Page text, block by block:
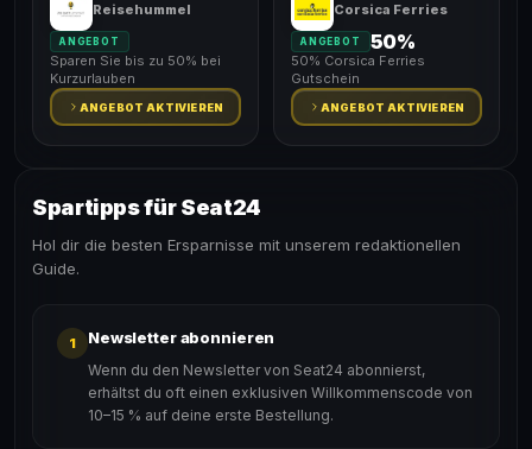
Reisehummel
ANGEBOT
Sparen Sie bis zu 50% bei
Kurzurlauben
ANGEBOT AKTIVIEREN
Corsica Ferries
ANGEBOT 50%
50% Corsica Ferries
Gutschein
ANGEBOT AKTIVIEREN
Spartipps für Seat24
Hol dir die besten Ersparnisse mit unserem redaktionellen
Guide.
1 Newsletter abonnieren
Wenn du den Newsletter von Seat24 abonnierst,
erhältst du oft einen exklusiven Willkommenscode von
10–15 % auf deine erste Bestellung.